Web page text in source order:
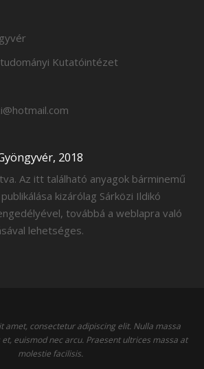
Kutatóintézet
2018
Az itt található anyagok bárminemű
kizárólag Sárközi Ildikó
továbbá a weblapra való
lehetséges.
amet, consectetur adipiscing elit. Nulla massa
euismod nec arcu. Praesent ultrices massa at
molestie facilisis.